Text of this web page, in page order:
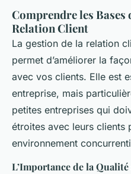
Comprendre les Bases
Relation Client
La gestion de la relation
permet d’améliorer la
avec vos clients. Elle est
entreprise, mais
petites entreprises qui
étroites avec leurs clients
environnement
L’Importance de la Qualité